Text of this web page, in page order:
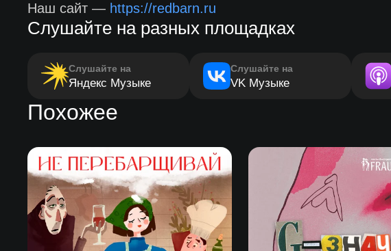
Наш сайт — https://redbarn.ru
Слушайте на разных площадках
Слушайте на
Яндекс Музыке
Слушайте на
VK Музыке
Похожее